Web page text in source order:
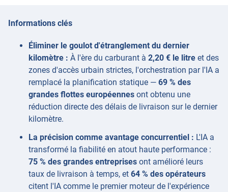
Informations clés
Éliminer le goulot d'étranglement du dernier
kilomètre : À l'ère du carburant à 2,20 € le litre et des
zones d'accès urbain strictes, l'orchestration par l'IA a
remplacé la planification statique — 69 % des
grandes flottes européennes ont obtenu une
réduction directe des délais de livraison sur le dernier
kilomètre.
La précision comme avantage concurrentiel : L'IA a
transformé la fiabilité en atout haute performance :
75 % des grandes entreprises ont amélioré leurs
taux de livraison à temps, et 64 % des opérateurs
citent l'IA comme le premier moteur de l'expérience